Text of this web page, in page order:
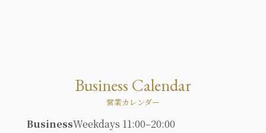
Business Calendar
営業カレンダー
BusinessWeekdays 11:00–20:00